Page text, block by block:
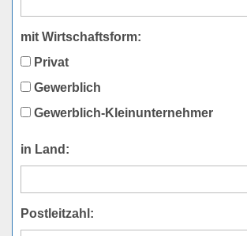
mit Wirtschaftsform:
Privat
Gewerblich
Gewerblich-Kleinunternehmer
in Land:
Postleitzahl: